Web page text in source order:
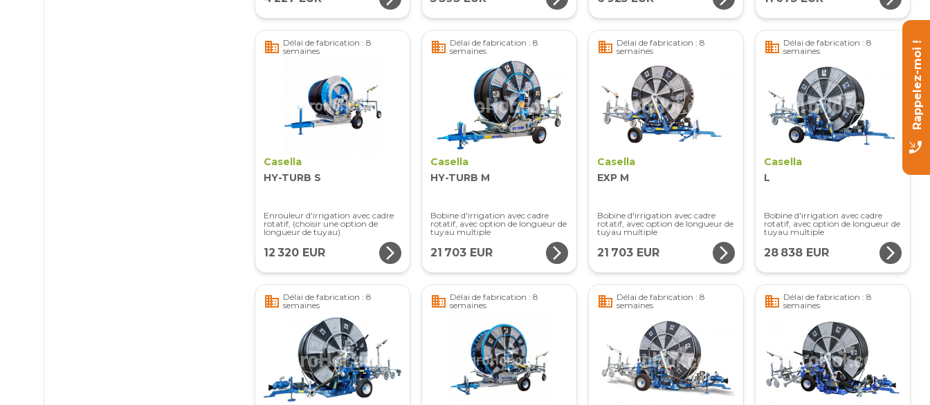
business Délai de fabrication : 8
semaines
Casella
HY-TURB S
Enrouleur d'irrigation avec cadre
rotatif, (choisir une option de
longueur de tuyau)
12 320 EUR arrow_forward_ios
business Délai de fabrication : 8
semaines
Casella
HY-TURB M
Bobine d'irrigation avec cadre
rotatif, avec option de longueur de
tuyau multiple
21 703 EUR arrow_forward_ios
business Délai de fabrication : 8
semaines
Casella
EXP M
Bobine d'irrigation avec cadre
rotatif, avec option de longueur de
tuyau multiple
21 703 EUR arrow_forward_ios
business Délai de fabrication : 8
semaines
Casella
L
Bobine d'irrigation avec cadre
rotatif, avec option de longueur de
tuyau multiple
28 838 EUR arrow_forward_ios
business Délai de fabrication : 8
semaines
business Délai de fabrication : 8
semaines
business Délai de fabrication : 8
semaines
business Délai de fabrication : 8
semaines
phone_callback
Rappelez-moi !